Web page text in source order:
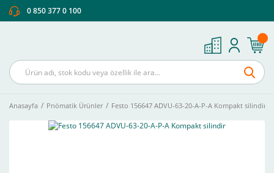
0 850 377 0 100
Anasayfa Pnömatik Ürünler Festo 156647 ADVU-63-20-A-P-A Kompakt silindir